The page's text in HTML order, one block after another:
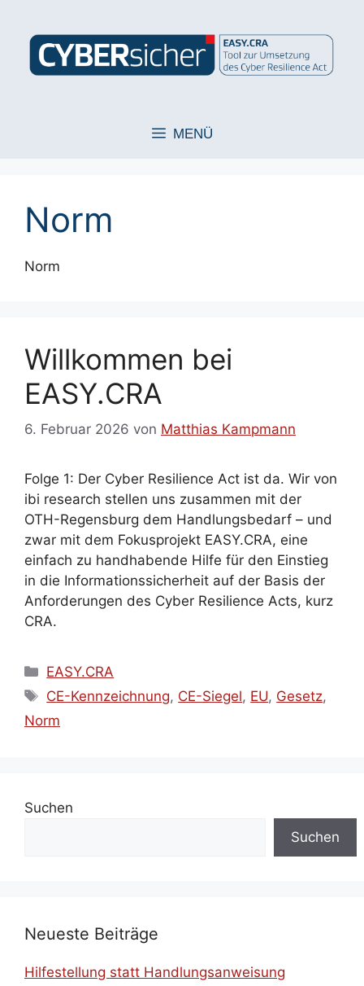
springen
MENÜ
Norm
Norm
Willkommen bei
EASY.CRA
6. Februar 2026 von Matthias Kampmann
Folge 1: Der Cyber Resilience Act ist da. Wir von
ibi research stellen uns zusammen mit der
OTH-Regensburg dem Handlungsbedarf – und
zwar mit dem Fokusprojekt EASY.CRA, eine
einfach zu handhabende Hilfe für den Einstieg
in die Informationssicherheit auf der Basis der
Anforderungen des Cyber Resilience Acts, kurz
CRA.
Kategorien
EASY.CRA
Schlagwörter
CE-Kennzeichnung, CE-Siegel, EU, Gesetz,
Norm
Suchen
Suchen
Neueste Beiträge
Hilfestellung statt Handlungsanweisung